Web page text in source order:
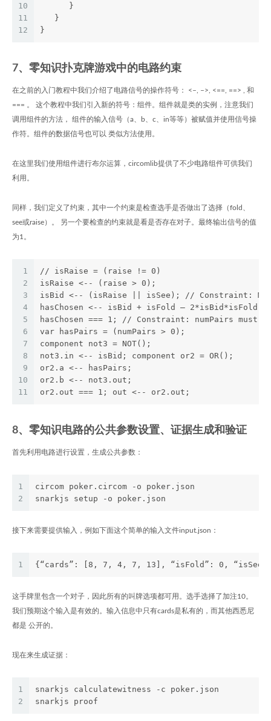
10
11
12
      }
   }
}
7、零知识扑克牌游戏中的电路约束
在之前的入门教程中我们介绍了电路信号的操作符号： <–, –>, <==, ==> , 和
=== 。 这个教程中我们引入新的符号：组件。组件就是类的实例，注意我们
调用组件的方法， 组件的输入信号（a、b、c、in等等）被赋值并使用信号操
作符。组件的数据信号也可以 类似方法使用。
在这里我们使用组件进行布尔运算，circomlib提供了不少电路组件可供我们
利用。
同样，我们定义了约束，其中一个约束是检查选手是否做出了选择（fold、
see或raise）。 另一个要检查的约束就是看是否存在对子。最终输出信号的值
为1。
1
2
3
4
5
6
7
8
9
10
11
// isRaise = (raise != 0)
isRaise <-- (raise > 0);
isBid <-- (isRaise || isSee); // Constraint:
hasChosen <-- isBid + isFold — 2*isBid*isFold;
hasChosen === 1; // Constraint: numPairs
var hasPairs = (numPairs > 0);
component not3 = NOT();
not3.in <-- isBid; component or2 = OR();
or2.a <-- hasPairs;
or2.b <-- not3.out;
or2.out === 1; out <-- or2.out;
8、零知识电路的公共参数设置、证据生成和验证
首先利用电路进行设置，生成公共参数：
1
2
circom poker.circom -o poker.json
snarkjs setup -o poker.json
接下来需要提供输入，例如下面这个简单的输入文件input.json：
1 {“cards”: [8, 7, 4, 7, 13], “isFold”: 0,
这手牌里包含一个对子，因此所有的叫牌选项都可用。选手选择了加注10。
我们预期这个输入是有效的。输入信息中只有cards是私有的，而其他西悉尼
都是 公开的。
现在来生成证据：
1
2
snarkjs calculatewitness -c poker.json
snarkjs proof